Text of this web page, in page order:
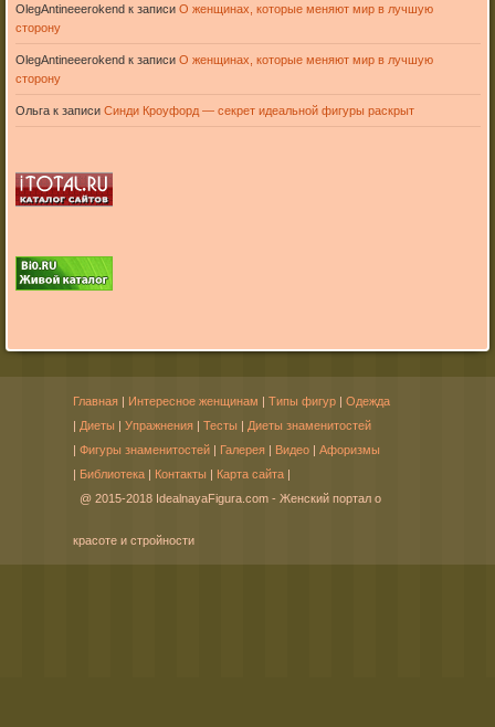
OlegAntineeerokendк записи О женщинах, которые меняют мир в лучшую
сторону
OlegAntineeerokendк записи О женщинах, которые меняют мир в лучшую
сторону
Ольгак записи Синди Кроуфорд — секрет идеальной фигуры раскрыт
Главная | Интересное женщинам | Типы фигур | Одежда
| Диеты | Упражнения | Тесты | Диеты знаменитостей
| Фигуры знаменитостей | Галерея | Видео | Афоризмы
| Библиотека | Контакты | Карта сайта |
@ 2015-2018 IdealnayaFigura.com - Женский портал о
красоте и стройности